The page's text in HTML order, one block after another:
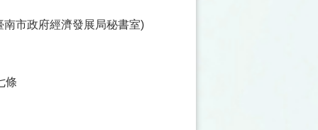
市政府經濟發展局秘書室)
條